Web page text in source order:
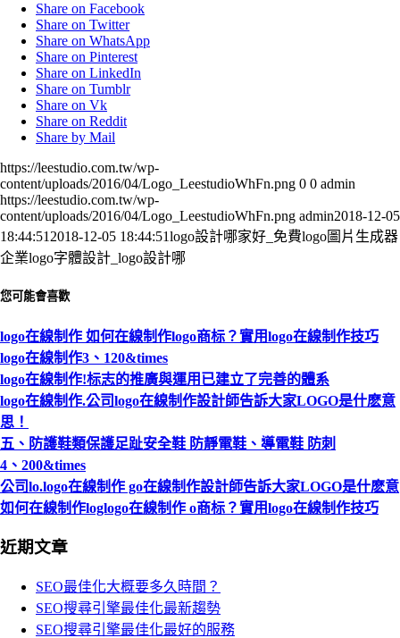
Share on Facebook
Share on Twitter
Share on WhatsApp
Share on Pinterest
Share on LinkedIn
Share on Tumblr
Share on Vk
Share on Reddit
Share by Mail
https://leestudio.com.tw/wp-
content/uploads/2016/04/Logo_LeestudioWhFn.png 0 0 admin
https://leestudio.com.tw/wp-
content/uploads/2016/04/Logo_LeestudioWhFn.png admin2018-12-05
18:44:51 2018-12-05 18:44:51logo設計哪家好_免費logo圖片生成器
企業logo字體設計_logo設計哪
您可能會喜歡
logo在線制作 如何在線制作logo商标？實用logo在線制作技巧
logo在線制作3、120&times
logo在線制作!标志的推廣與運用已建立了完善的體系
logo在線制作.公司logo在線制作設計師告訴大家LOGO是什麽意
思！
五、防護鞋類保護足趾安全鞋 防靜電鞋、導電鞋 防刺
4、200&times
公司lo.logo在線制作 go在線制作設計師告訴大家LOGO是什麽意
如何在線制作loglogo在線制作 o商标？實用logo在線制作技巧
近期文章
SEO最佳化大概要多久時間？
SEO搜尋引擎最佳化最新趨勢
SEO搜尋引擎最佳化最好的服務